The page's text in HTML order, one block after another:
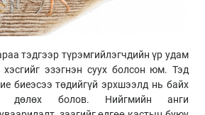
тэдгээр түрэмгийлэгчдийн үр удам
эзэгнэн суух болсон юм. Тэд
биеэсээ төдийгүй эрхшээлд нь байх
дөлөх болов. Нийгмийн анги